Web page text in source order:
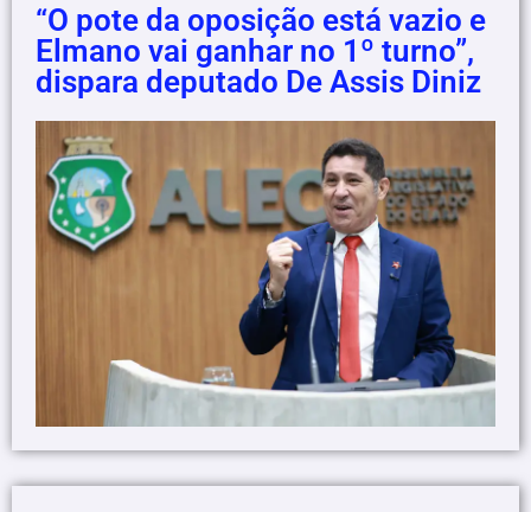
“O pote da oposição está vazio e
Elmano vai ganhar no 1º turno”,
dispara deputado De Assis Diniz